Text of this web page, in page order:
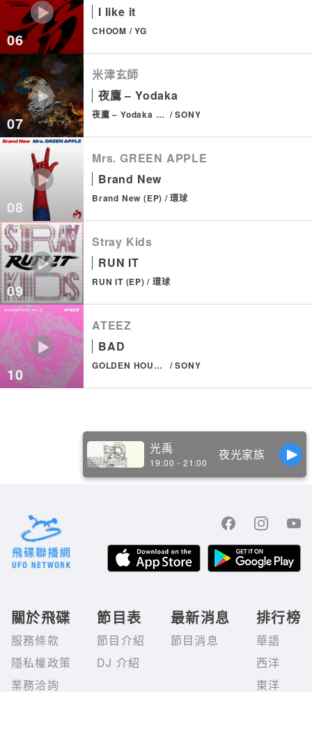
06
I like it
CHOOM YG
07
米津玄師
夜鷹 – Yodaka
夜鷹 – Yodaka (EP) SONY
08
Mrs. GREEN APPLE
Brand New
Brand New (EP) 環球
09
Stray Kids
RUN IT
RUN IT (EP) 環球
10
ATEEZ
BAD
GOLDEN HOUR : Part.5 SONY
光禹
19:00 - 21:00
夜光家族
關於飛碟
服務條款
隱私權政策
業務洽詢
節目表
節目介紹
DJ 介紹
最新消息
節目消息
排行榜
華語
西洋
東洋